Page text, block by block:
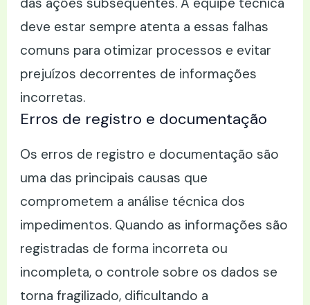
deve estar sempre atenta a essas falhas
comuns para otimizar processos e evitar
prejuízos decorrentes de informações
incorretas.
Erros de registro e documentação
Os erros de registro e documentação são
uma das principais causas que
comprometem a análise técnica dos
impedimentos. Quando as informações são
registradas de forma incorreta ou
incompleta, o controle sobre os dados se
torna fragilizado, dificultando a